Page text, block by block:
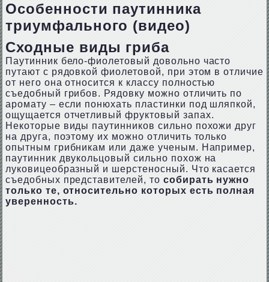
Особенности паутинника
триумфального (видео)
Сходные виды гриба
Паутинник бело-фиолетовый довольно часто
путают с рядовкой фиолетовой, при этом в отличие
от него она относится к классу полностью
съедобный грибов. Рядовку можно отличить по
аромату – если понюхать пластинки под шляпкой,
ощущается отчетливый фруктовый запах.
Некоторые виды паутинников сильно похожи друг
на друга, поэтому их можно отличить только
опытным грибникам или даже ученым. Например,
паутинник двукольцовый сильно похож на
луковицеобразный и шерстеносный. Что касается
съедобных представителей, то собирать нужно
только те, относительно которых есть полная
уверенность.